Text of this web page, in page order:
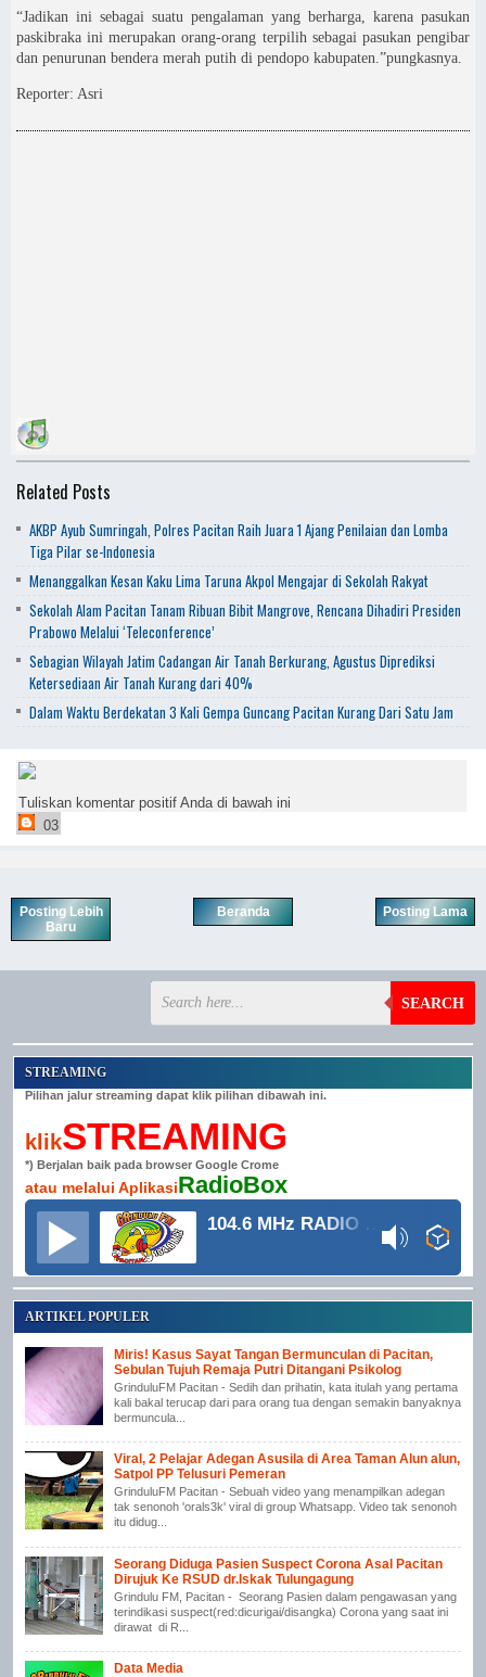
“Jadikan ini sebagai suatu pengalaman yang berharga, karena pasukan
paskibraka ini merupakan orang-orang terpilih sebagai pasukan pengibar
dan penurunan bendera merah putih di pendopo kabupaten.”pungkasnya.
Reporter: Asri
Related Posts
AKBP Ayub Sumringah, Polres Pacitan Raih Juara 1 Ajang Penilaian dan Lomba
Tiga Pilar se-Indonesia
Menanggalkan Kesan Kaku Lima Taruna Akpol Mengajar di Sekolah Rakyat
Sekolah Alam Pacitan Tanam Ribuan Bibit Mangrove, Rencana Dihadiri Presiden
Prabowo Melalui ‘Teleconference’
Sebagian Wilayah Jatim Cadangan Air Tanah Berkurang, Agustus Diprediksi
Ketersediaan Air Tanah Kurang dari 40%
Dalam Waktu Berdekatan 3 Kali Gempa Guncang Pacitan Kurang Dari Satu Jam
Tuliskan komentar positif Anda di bawah ini
03
Posting Lebih
Baru
Posting Lama
Beranda
SEARCH
STREAMING
Pilihan jalur streaming dapat klik pilihan dibawah ini.
klikSTREAMING
*) Berjalan baik pada browser Google Crome
atau melalui AplikasiRadioBox
104.6 MHz RADIO GRINDULU FM
ARTIKEL POPULER
Miris! Kasus Sayat Tangan Bermunculan di Pacitan,
Sebulan Tujuh Remaja Putri Ditangani Psikolog
GrinduluFM Pacitan - Sedih dan prihatin, kata itulah yang pertama
kali bakal terucap dari para orang tua dengan semakin banyaknya
bermuncula...
Viral, 2 Pelajar Adegan Asusila di Area Taman Alun alun,
Satpol PP Telusuri Pemeran
GrinduluFM Pacitan - Sebuah video yang menampilkan adegan
tak senonoh 'orals3k' viral di group Whatsapp. Video tak senonoh
itu didug...
Seorang Diduga Pasien Suspect Corona Asal Pacitan
Dirujuk Ke RSUD dr.Iskak Tulungagung
Grindulu FM, Pacitan - Seorang Pasien dalam pengawasan yang
terindikasi suspect(red:dicurigai/disangka) Corona yang saat ini
dirawat di R...
Data Media